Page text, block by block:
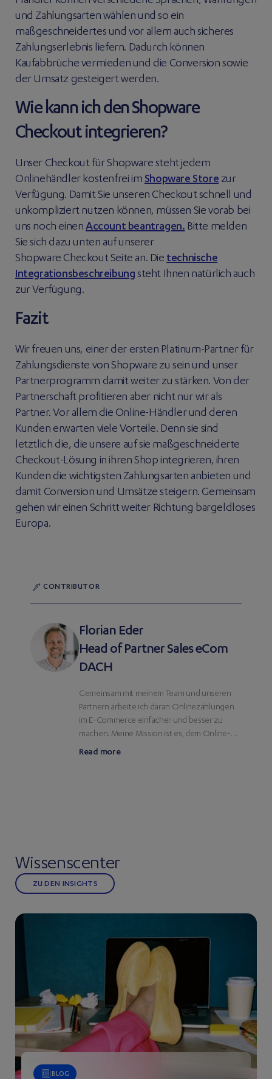
und Zahlungsarten wählen und so ein
maßgeschneidertes und vor allem auch sicheres
Zahlungserlebnis liefern. Dadurch können
Kaufabbrüche vermieden und die Conversion sowie
der Umsatz gesteigert werden.
Wie kann ich den Shopware
Checkout integrieren?
Unser Checkout für Shopware steht jedem
Onlinehändler kostenfrei im Shopware Store zur
Verfügung. Damit Sie unseren Checkout schnell und
unkompliziert nutzen können, müssen Sie vorab bei
uns noch einen Account beantragen.Bitte melden
Sie sich dazu unten auf unserer
Shopware Checkout Seite an. Dietechnische
Integrationsbeschreibung steht Ihnen natürlich auch
zur Verfügung.
Fazit
Wir freuen uns, einer der ersten Platinum-Partner für
Zahlungsdienste von Shopware zu sein und unser
Partnerprogramm damit weiter zu stärken. Von der
Partnerschaft profitieren aber nicht nur wir als
Partner. Vor allem die Online-Händler und deren
Kunden erwarten viele Vorteile. Denn sie sind
letztlich die, die unsere auf sie maßgeschneiderte
Checkout-Lösung in ihren Shop integrieren, ihren
Kunden die wichtigsten Zahlungsarten anbieten und
damit Conversion und Umsätze steigern. Gemeinsam
gehen wir einen Schritt weiter Richtung bargeldloses
Europa.
CONTRIBUTOR
Florian Eder
Head of Partner Sales eCom
DACH
Gemeinsam mit meinem Team und unseren
Partnern arbeite ich daran Onlinezahlungen
im E-Commerce einfacher und besser zu
machen. Meine Mission ist es, dem Online-
Handel und seinen Kunden zusammen mit
Read more
Wissenscenter
ZU DEN INSIGHTS
BLOG